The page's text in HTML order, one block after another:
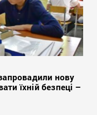
нову
їхній безпеці –